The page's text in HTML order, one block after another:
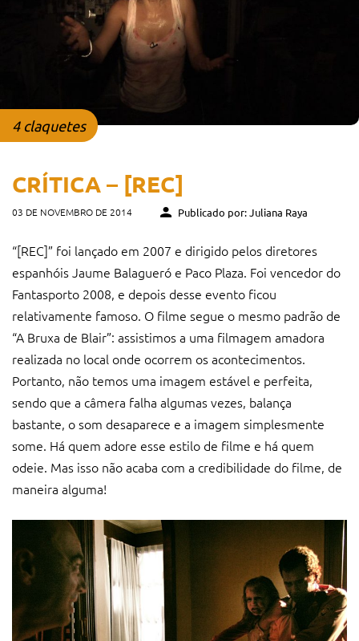
4 claquetes
CRÍTICA – [REC]
03 DE NOVEMBRO DE 2014 Publicado por: Juliana Raya
“[REC]” foi lançado em 2007 e dirigido pelos diretores
espanhóis Jaume Balagueró e Paco Plaza. Foi vencedor do
Fantasporto 2008, e depois desse evento ficou
relativamente famoso. O filme segue o mesmo padrão de
“A Bruxa de Blair”: assistimos a uma filmagem amadora
realizada no local onde ocorrem os acontecimentos.
Portanto, não temos uma imagem estável e perfeita,
sendo que a câmera falha algumas vezes, balança
bastante, o som desaparece e a imagem simplesmente
some. Há quem adore esse estilo de filme e há quem
odeie. Mas isso não acaba com a credibilidade do filme, de
maneira alguma!